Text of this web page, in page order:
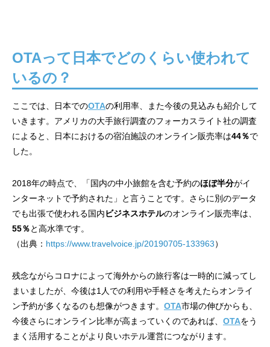
OTAって日本でどのくらい使われて
いるの？
ここでは、日本でのOTAの利用率、また今後の見込みも紹介して
いきます。アメリカの大手旅行調査のフォーカスライト社の調査
によると、日本におけるの宿泊施設のオンライン販売率は44％で
した。
2018年の時点で、「国内の中小旅館を含む予約のほぼ半分がイ
ンターネットで予約された」と言うことです。さらに別のデータ
でも出張で使われる国内ビジネスホテルのオンライン販売率は、
55％と高水準です。
（出典： https://www.travelvoice.jp/20190705-133963）
残念ながらコロナによって海外からの旅行客は一時的に減ってし
まいましたが、今後は1人での利用や手軽さを考えたらオンライ
ン予約が多くなるのも想像がつきます。 OTA市場の伸びからも、
今後さらにオンライン比率が高まっていくのであれば、 OTAをう
まく活用することがより良いホテル運営につながります。